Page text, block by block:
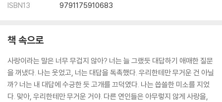
ISBN13
9791175910683
책 속으로
사랑이라는 말은 너무 무겁지 않아? 너는 늘 그랬듯 대답하기 애매한 질문
을 꺼냈다. 나는 웃었고, 너는 대답을 독촉했다. 우리한테만 무거운 건 아닐
까? 너는 내 대답에 수긍한 듯 고개를 끄덕였다. 나는 씁쓸한 미소를 지었
다. 맞아, 우리한테만 무거운 거야. 다른 연인들은 아무렇지 않게 사랑을,